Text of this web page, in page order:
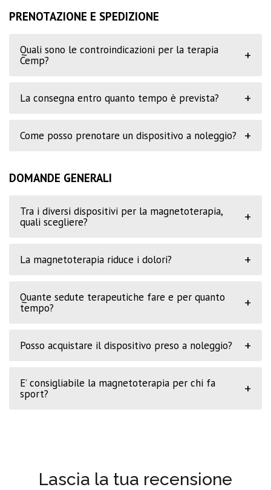
PRENOTAZIONE E SPEDIZIONE
Quali sono le controindicazioni per la terapia
Cemp?
+
La consegna entro quanto tempo è prevista? +
Come posso prenotare un dispositivo a noleggio? +
DOMANDE GENERALI
Tra i diversi dispositivi per la magnetoterapia,
quali scegliere?
+
La magnetoterapia riduce i dolori? +
Quante sedute terapeutiche fare e per quanto
tempo?
+
Posso acquistare il dispositivo preso a noleggio? +
E’ consigliabile la magnetoterapia per chi fa
sport?
+
Lascia la tua recensione